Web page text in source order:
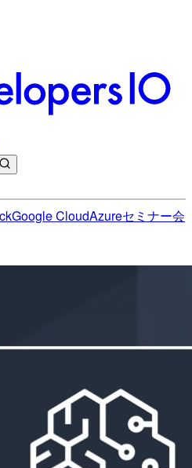
Google CloudAzureセミナー会